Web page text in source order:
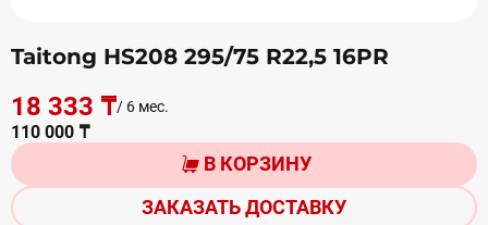
Taitong HS208 295/75 R22,5 16PR
18 333 ₸/ 6 мес.
110 000 ₸
В КОРЗИНУ
ЗАКАЗАТЬ ДОСТАВКУ